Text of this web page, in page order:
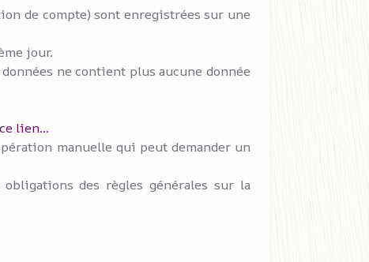
de compte) sont enregistrées sur une
jour.
ne contient plus aucune donnée
lien...
manuelle qui peut demander un
des règles générales sur la